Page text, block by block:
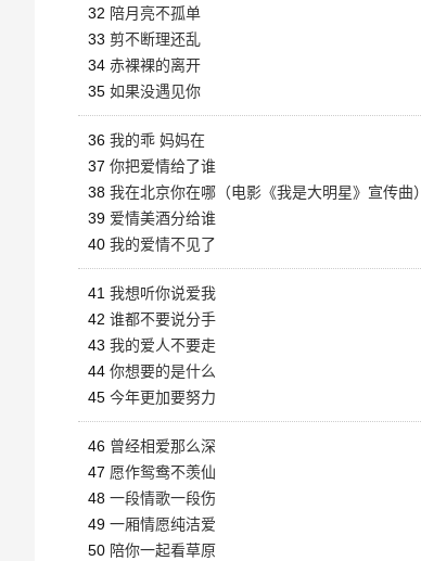
32 陪月亮不孤单
33 剪不断理还乱
34 赤裸裸的离开
35 如果没遇见你
36 我的乖 妈妈在
37 你把爱情给了谁
38 我在北京你在哪（电影《我是大明星》宣传曲）
39 爱情美酒分给谁
40 我的爱情不见了
41 我想听你说爱我
42 谁都不要说分手
43 我的爱人不要走
44 你想要的是什么
45 今年更加要努力
46 曾经相爱那么深
47 愿作鸳鸯不羡仙
48 一段情歌一段伤
49 一厢情愿纯洁爱
50 陪你一起看草原